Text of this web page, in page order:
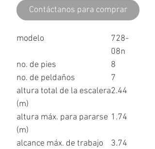
Contáctanos para comprar
modelo
728-
08n
no. de pies
8
no. de peldaños
7
altura total de la escalera
(m)
2.44
altura máx. para pararse
(m)
1.74
alcance máx. de trabajo
3.74